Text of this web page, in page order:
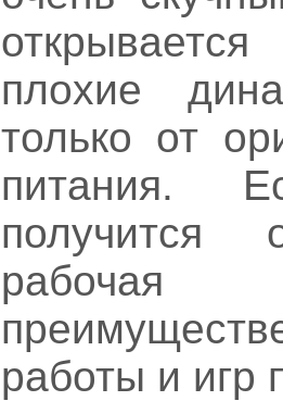
плохие
только от
питания.
получится
рабочая
работы и игр